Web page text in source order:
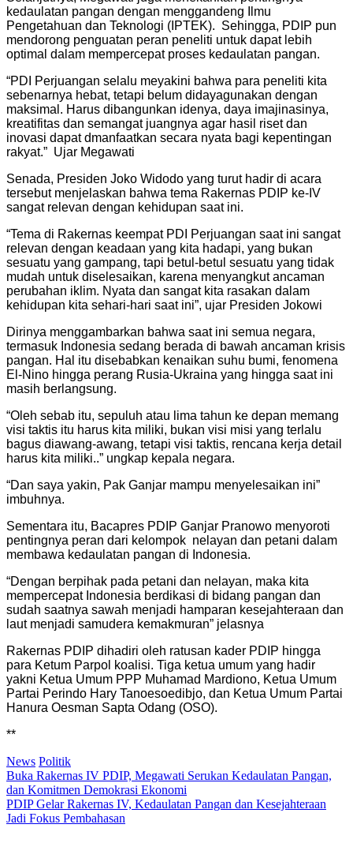
kedaulatan pangan dengan menggandeng Ilmu
Pengetahuan dan Teknologi (IPTEK). Sehingga, PDIP pun
mendorong penguatan peran peneliti untuk dapat lebih
optimal dalam mempercepat proses kedaulatan pangan.
“PDI Perjuangan selalu meyakini bahwa para peneliti kita
sebenarnya hebat, tetapi belum didayagunakan dengan
maksimal. Harus dibangunkan idenya, daya imajinasinya,
kreatifitas dan semangat juangnya agar hasil riset dan
inovasi dapat dmanfaatkan secara nyata bagi kepentingan
rakyat.” Ujar Megawati
Senada, Presiden Joko Widodo yang turut hadir di acara
tersebut menjelaskan bahwa tema Rakernas PDIP ke-IV
sangat relevan dengan kehidupan saat ini.
“Tema di Rakernas keempat PDI Perjuangan saat ini sangat
relevan dengan keadaan yang kita hadapi, yang bukan
sesuatu yang gampang, tapi betul-betul sesuatu yang tidak
mudah untuk diselesaikan, karena menyangkut ancaman
perubahan iklim. Nyata dan sangat kita rasakan dalam
kehidupan kita sehari-hari saat ini”, ujar Presiden Jokowi
Dirinya menggambarkan bahwa saat ini semua negara,
termasuk Indonesia sedang berada di bawah ancaman krisis
pangan. Hal itu disebabkan kenaikan suhu bumi, fenomena
El-Nino hingga perang Rusia-Ukraina yang hingga saat ini
masih berlangsung.
“Oleh sebab itu, sepuluh atau lima tahun ke depan memang
visi taktis itu harus kita miliki, bukan visi misi yang terlalu
bagus diawang-awang, tetapi visi taktis, rencana kerja detail
harus kita miliki..” ungkap kepala negara.
“Dan saya yakin, Pak Ganjar mampu menyelesaikan ini”
imbuhnya.
Sementara itu, Bacapres PDIP Ganjar Pranowo menyoroti
pentingnya peran dari kelompok nelayan dan petani dalam
membawa kedaulatan pangan di Indonesia.
“Dengan berpihak pada petani dan nelayan, maka kita
mempercepat Indonesia berdikasi di bidang pangan dan
sudah saatnya sawah menjadi hamparan kesejahteraan dan
laut menjadi samudera kemakmuran” jelasnya
Rakernas PDIP dihadiri oleh ratusan kader PDIP hingga
para Ketum Parpol koalisi. Tiga ketua umum yang hadir
yakni Ketua Umum PPP Muhamad Mardiono, Ketua Umum
Partai Perindo Hary Tanoesoedibjo, dan Ketua Umum Partai
Hanura Oesman Sapta Odang (OSO).
**
News Politik
Post
navigation
Buka Rakernas IV PDIP, Megawati Serukan Kedaulatan Pangan,
dan Komitmen Demokrasi Ekonomi
PDIP Gelar Rakernas IV, Kedaulatan Pangan dan Kesejahteraan
Jadi Fokus Pembahasan